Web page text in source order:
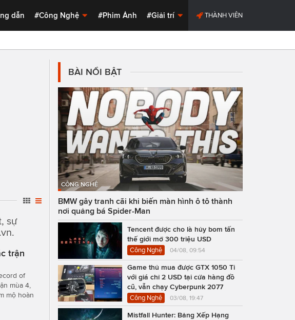
dẫn #Công Nghệ #Phim Ảnh #Giải trí THÀNH VIÊN
sự
trận
of
mùa 4,
mộ hoàn
BÀI NỔI BẬT
CÔNG NGHỆ
BMW gây tranh cãi khi biến màn hình ô tô thành
nơi quảng bá Spider-Man
Tencent được cho là hủy bom tấn
thế giới mở 300 triệu USD
Công Nghệ 04/08, 09:54
Game thủ mua được GTX 1050 Ti
với giá chỉ 2 USD tại cửa hàng đồ
cũ, vẫn chạy Cyberpunk 2077
Công Nghệ 03/08, 19:47
Mistfall Hunter: Bảng Xếp Hạng